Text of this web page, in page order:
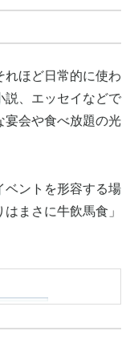
れほど日常的に使わ
説、エッセイなどで
宴会や食べ放題の光
ベントを形容する場
まさに牛飲馬食」